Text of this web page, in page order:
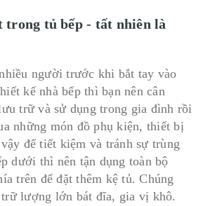
trong tủ bếp - tất nhiên là
người trước khi bắt tay vào
kế nhà bếp thì bạn nên cân
trữ và sử dụng trong gia đình rồi
những món đồ phụ kiện, thiết bị
để tiết kiệm và tránh sự trùng
dưới thì nên tận dụng toàn bộ
trên để đặt thêm kệ tủ. Chúng
lượng lớn bát đĩa, gia vị khô.